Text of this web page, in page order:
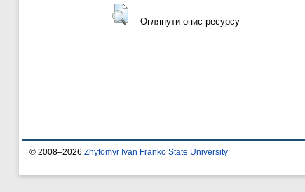
Оглянути опис ресурсу
© 2008–2026 Zhytomyr Ivan Franko State University